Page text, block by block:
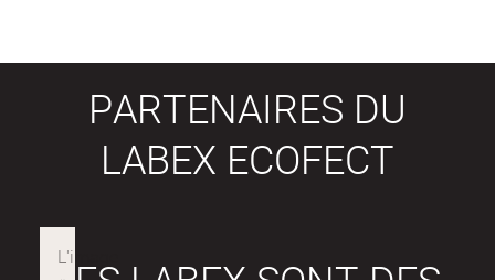
PARTENAIRES DU
LABEX ECOFECT